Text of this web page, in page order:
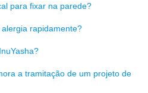
para fixar na parede?
rapidamente?
a tramitação de um projeto de